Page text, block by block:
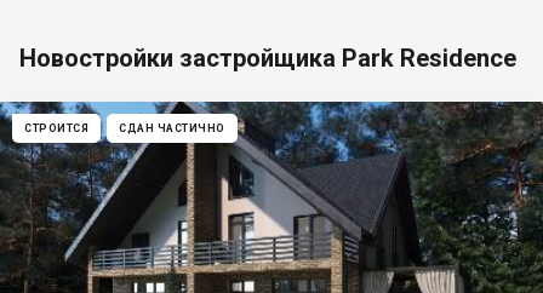
Новостройки застройщика Park Residence
СТРОИТСЯ СДАН ЧАСТИЧНО